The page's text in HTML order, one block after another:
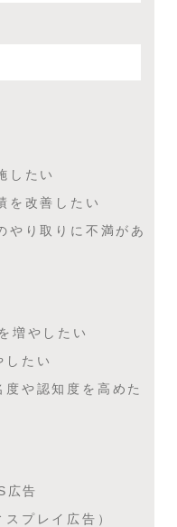
したい
を改善したい
やり取りに不満があ
増やしたい
したい
や認知度を高めた
広告
プレイ広告）